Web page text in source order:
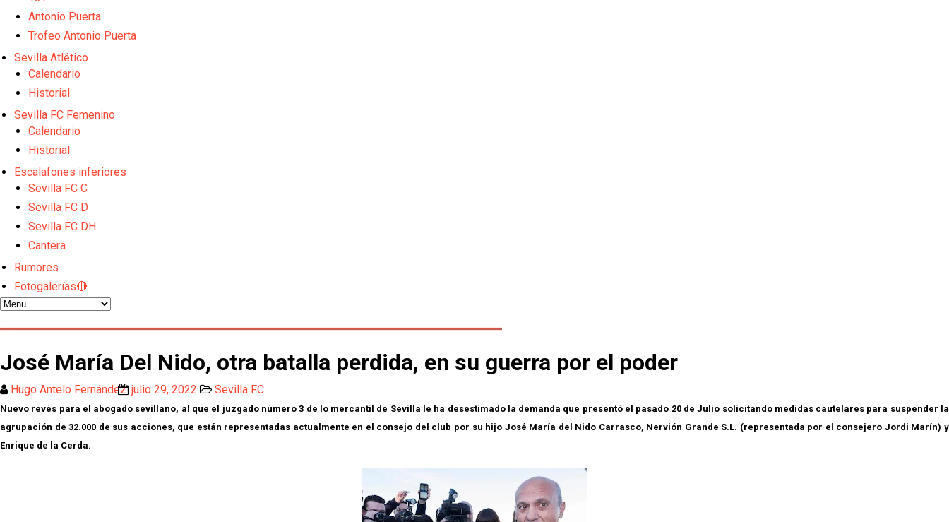
Sow muy cerca de cerrar su traspaso al Genoa
Oso es el siguiente en la lista para salir
Banquillos confirmados: así queda la cantera del Sevilla Femenino para la 2026/27
Previa | El Sevilla FC cierra la pretemporada con el exigente choque ante el Bayer Leverkusen
Antonio Puerta
Trofeo Antonio Puerta
Sevilla Atlético
Calendario
Historial
Sevilla FC Femenino
Calendario
Historial
Escalafones inferiores
Sevilla FC C
Sevilla FC D
Sevilla FC DH
Cantera
Rumores
Fotogalerías🔴
José María Del Nido, otra batalla perdida, en su guerra por el poder
Hugo Antelo Fernández julio 29, 2022 Sevilla FC
Nuevo revés para el abogado sevillano, al que el juzgado número 3 de lo mercantil de Sevilla le ha desestimado la demanda que presentó el pasado 20 de Julio solicitando medidas cautelares para suspender la
agrupación de 32.000 de sus acciones, que están representadas actualmente en el consejo del club por su hijo José María del Nido Carrasco, Nervión Grande S.L. (representada por el consejero Jordi Marín) y
Enrique de la Cerda.